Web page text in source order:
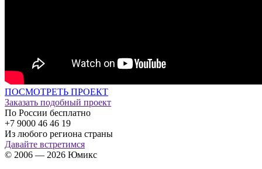
ПОСМОТРЕТЬ ПРОЕКТ
Заказать подобный проект
По России бесплатно
+7 9000 46 46 19
Из любого региона страны
Давайте встретимся
© 2006 — 2026 Юмикс